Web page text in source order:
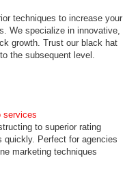
techniques to increase your
We specialize in innovative,
growth. Trust our black hat
the subsequent level.
services
to superior rating
Perfect for agencies
marketing techniques